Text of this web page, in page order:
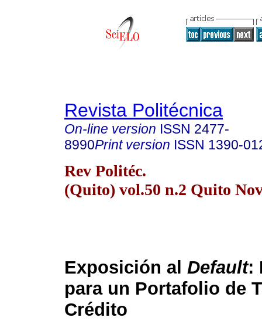
Revista Politécnica
On-line version ISSN 2477-
8990Print version ISSN 1390-
Rev Politéc.
(Quito) vol.50 n.2 Quito
Exposición al Default:
para un Portafolio de
Crédito